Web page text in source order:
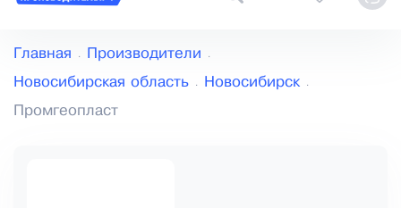
Главная Производители
Новосибирская область Новосибирск
Промгеопласт